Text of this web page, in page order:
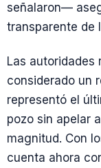
señalaron—
transparente de
Las autoridades
considerado un
representó el
pozo sin apelar
magnitud. Con
cuenta ahora